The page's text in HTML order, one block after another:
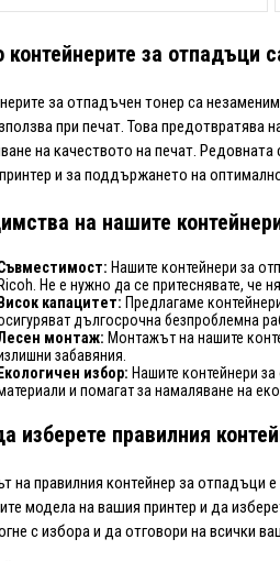
за отпадъци
за отпадъчен тонер са
при печат. Това предотвратява
на качеството на печат.
и за поддържането на
на нашите
Нашите контейнери за
Не е нужно да се притеснявате, че
капацитет: Предлагаме
дългосрочна безпроблемна
монтаж: Монтажът на нашите
забавяния.
избор: Нашите контейнери
и помагат за намаляване на
изберете правилния
на правилния контейнер за отпадъци
модела на вашия принтер и да
с избора и да отговори на всички